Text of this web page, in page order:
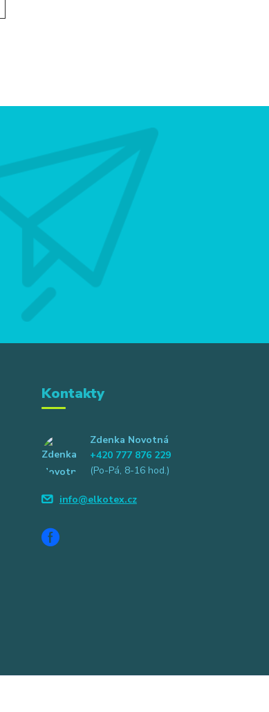
Kontakty
Zdenka Novotná
+420 777 876 229
(Po-Pá, 8-16 hod.)
info@elkotex.cz